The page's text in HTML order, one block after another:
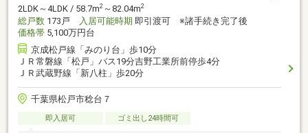
2LDK～4LDK / 58.7m2 ～82.04m2
総戸数 173戸 入居可能時期 即引渡可 ※諸手続き完了後
価格帯 5,100万円台
京成松戸線「みのり台」歩10分
ＪＲ常磐線「松戸」バス19分吉野工業所前停歩4分
ＪＲ武蔵野線「新八柱」歩20分
千葉県松戸市稔台７
即入居可 ゴミ出し24時間可